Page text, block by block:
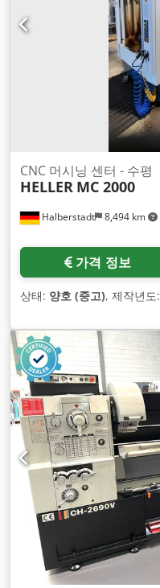
Halberstadt 8,494 km
CNC 머시닝 센터 - 수평
HELLER MC 2000
가격 정보
상태: 양호 (중고), 제작년도: